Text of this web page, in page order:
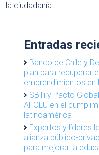
la ciudadanía.
Entradas
Banco de Chile y
plan para recuperar
emprendimientos en
SBTi y Pacto
AFOLU en el
latinoamérica
Expertos y líderes
alianza público-
para mejorar la